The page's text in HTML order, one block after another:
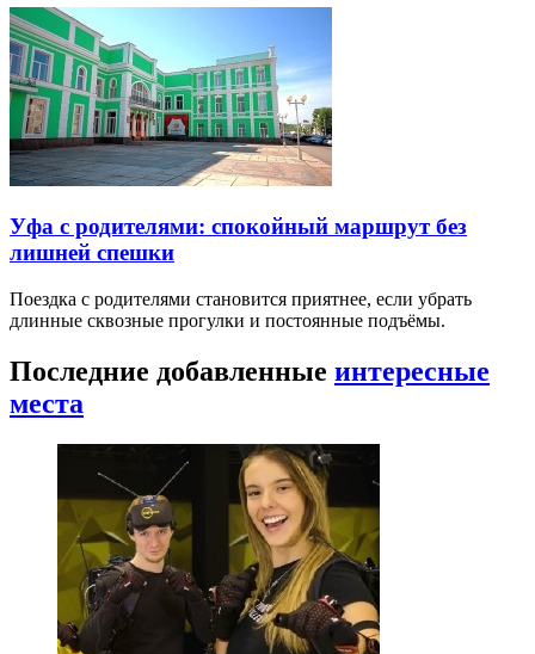
Уфа с родителями: спокойный маршрут без
лишней спешки
Поездка с родителями становится приятнее, если убрать
длинные сквозные прогулки и постоянные подъёмы.
Последние добавленные интересные
места